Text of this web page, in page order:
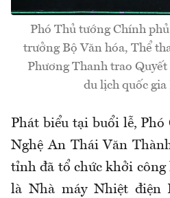
Phó Thủ tướng Chính
trưởng Bộ Văn hóa, Thể
Phương Thanh trao
du lịch quốc
Phát biểu tại buổi lễ,
Nghệ An Thái Văn
tỉnh đã tổ chức khởi
là Nhà máy Nhiệt điện